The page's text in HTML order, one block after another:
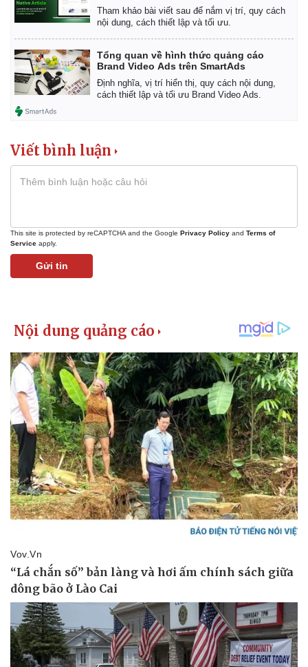
Khởi nghiệp
Chứng khoán
Giá cà phê
Tham khảo bài viết sau để nắm vị trí, quy cách
nội dung, cách thiết lập và tối ưu.
Tổng quan về hình thức quảng cáo
Brand Video Ads trên SmartAds
Định nghĩa, vị trí hiển thị, quy cách nội dung,
cách thiết lập và tối ưu Brand Video Ads.
Viết bình luận
This site is protected by reCAPTCHA and the Google Privacy Policy and Terms of
Service apply.
Gửi tin